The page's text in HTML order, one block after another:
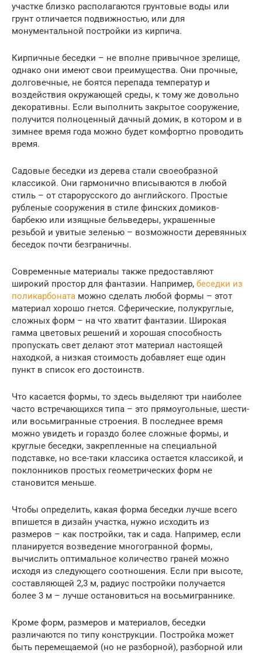
участке близко располагаются грунтовые воды или
грунт отличается подвижностью, или для
монументальной постройки из кирпича.
Кирпичные беседки – не вполне привычное зрелище,
однако они имеют свои преимущества. Они прочные,
долговечные, не боятся перепада температур и
воздействия окружающей среды, к тому же довольно
декоративны. Если выполнить закрытое сооружение,
получится полноценный дачный домик, в котором и в
зимнее время года можно будет комфортно проводить
время.
Садовые беседки из дерева стали своеобразной
классикой. Они гармонично вписываются в любой
стиль – от старорусского до английского. Простые
рубленые сооружения в стиле финских домиков-
барбекю или изящные бельведеры, украшенные
резьбой и увитые зеленью – возможности деревянных
беседок почти безграничны.
Современные материалы также предоставляют
широкий простор для фантазии. Например, беседки из
поликарбоната можно сделать любой формы – этот
материал хорошо гнется. Сферические, полукруглые,
сложных форм – на что хватит фантазии. Широкая
гамма цветовых решений и хорошая способность
пропускать свет делают этот материал настоящей
находкой, а низкая стоимость добавляет еще один
пункт в список его достоинств.
Что касается формы, то здесь выделяют три наиболее
часто встречающихся типа – это прямоугольные, шести-
или восьмигранные строения. В последнее время
можно увидеть и гораздо более сложные формы, и
круглые беседки, закрепленные на специальной
подставке, но все-таки классика остается классикой, и
поклонников простых геометрических форм не
становится меньше.
Чтобы определить, какая форма беседки лучше всего
впишется в дизайн участка, нужно исходить из
размеров – как постройки, так и сада. Например, если
планируется возведение многогранной формы,
вычислить оптимальное количество граней можно
исходя из следующего соотношения. Если при высоте,
составляющей 2,3 м, радиус постройки получается
более 3 м – лучше остановиться на восьмиграннике.
Кроме форм, размеров и материалов, беседки
различаются по типу конструкции. Постройка может
быть перемещаемой (но не разборной), разборной или